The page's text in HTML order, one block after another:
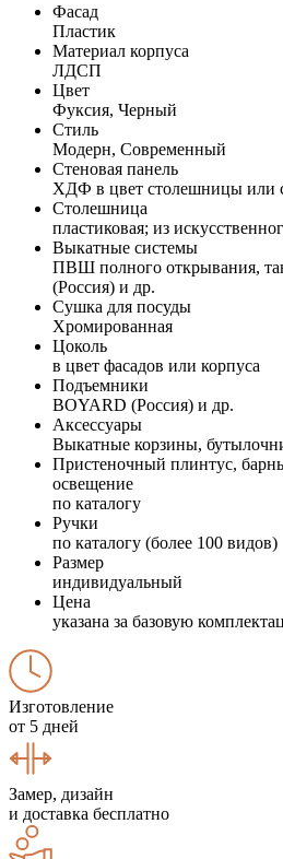
Фасад
Пластик
Материал корпуса
ЛДСП
Цвет
Фуксия, Черный
Стиль
Модерн, Современный
Стеновая панель
ХДФ в цвет столешницы или
Столешница
пластиковая; из
Выкатные системы
ПВШ полного открывания,
(Россия) и др.
Сушка для посуды
Хромированная
Цоколь
в цвет фасадов или корпуса
Подъемники
BOYARD (Россия) и др.
Аксессуары
Выкатные корзины,
Пристеночный плинтус,
освещение
по каталогу
Ручки
по каталогу (более 100 видов)
Размер
индивидуальный
Цена
указана за базовую
Изготовление
от 5 дней
Замер, дизайн
и доставка бесплатно